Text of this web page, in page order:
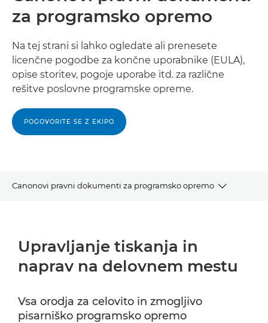
za programsko opremo
Na tej strani si lahko ogledate ali prenesete
licenčne pogodbe za končne uporabnike (EULA),
opise storitev, pogoje uporabe itd. za različne
rešitve poslovne programske opreme.
POGOVORITE SE Z EKIPO
Canonovi pravni dokumenti za programsko opremo
Upravljanje dokumentov in avtomatizacija postopkov
Skeniranje dokumentov in zajemanje podatkov
Programska oprema za
Upravljanje tiskanja in
naprav na delovnem mestu
Vsa orodja za celovito in zmogljivo
pisarniško programsko opremo